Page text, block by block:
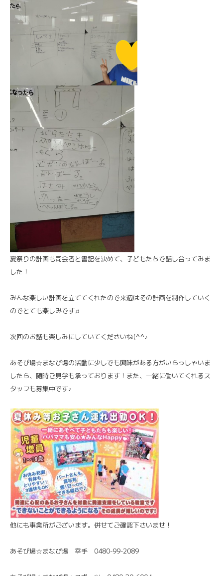
夏祭りの計画も司会者と書記を決めて、子どもたちで話し合ってみま
した！
みんな楽しい計画を立ててくれたので来週はその計画を制作していく
のでとても楽しみです♬
次回のお話も楽しみにしていてくださいね(^^♪
あそび場☆まなび場の活動に少しでも興味がある方がいらっしゃいま
したら、随時ご見学も承っております！また、一緒に働いてくれるス
タッフも募集中です♪
他にも事業所がございます。併せてご確認下さいませ！
あそび場☆まなび場 幸手 0480-99-2089